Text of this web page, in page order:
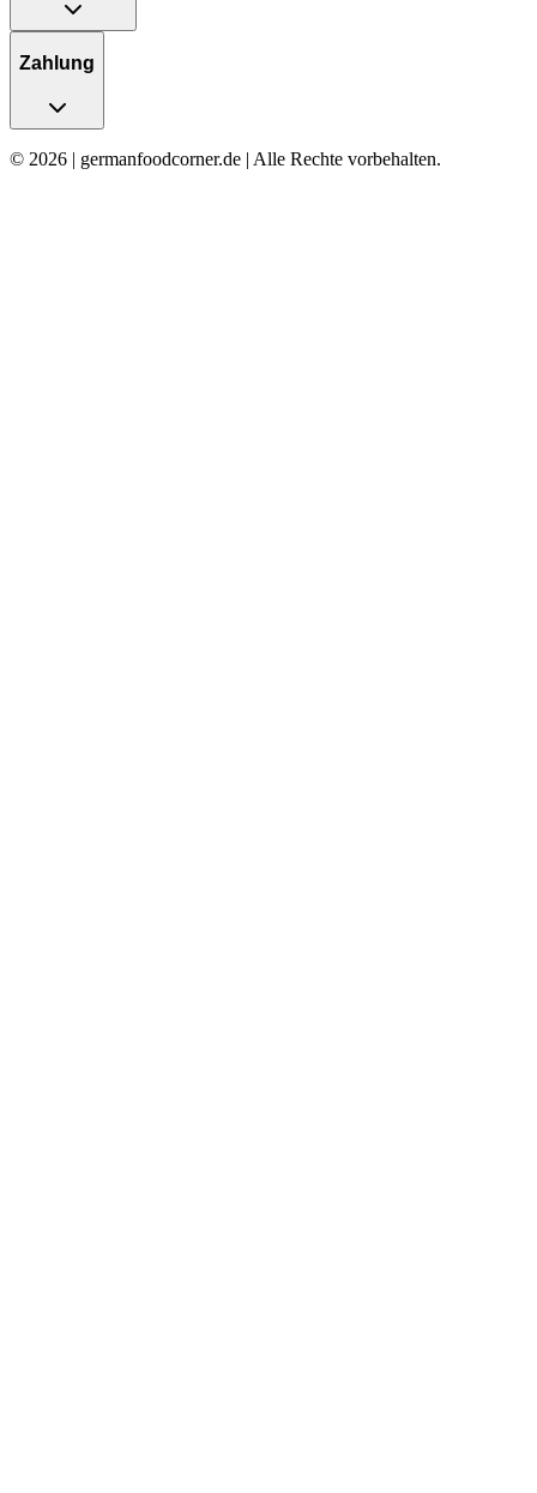
Zahlung
© 2026 | germanfoodcorner.de | Alle Rechte vorbehalten.